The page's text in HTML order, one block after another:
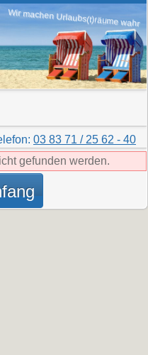
Wir machen Urlaubs(t)räume wahr
03 83 71 / 25 62 - 40
gefunden werden.